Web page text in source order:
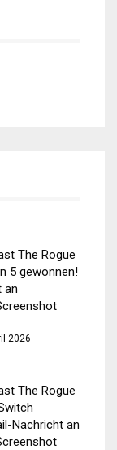
The Rogue
5 gewonnen!
an
2026
The Rogue
Nachricht an